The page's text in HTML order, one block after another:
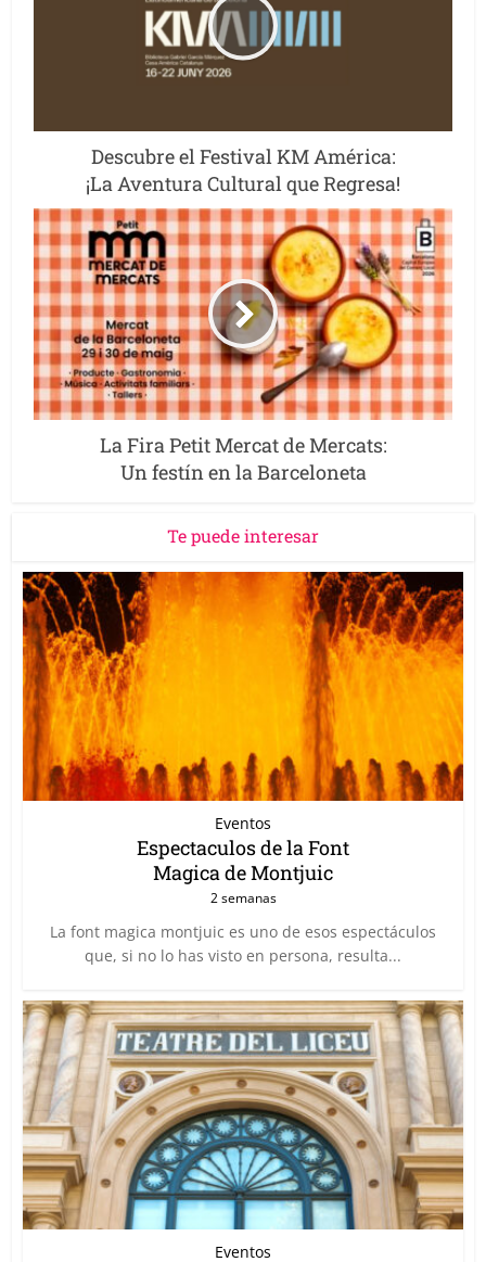
Descubre el Festival KM América:
¡La Aventura Cultural que Regresa!
La Fira Petit Mercat de Mercats:
Un festín en la Barceloneta
Te puede interesar
Eventos
Espectaculos de la Font
Magica de Montjuic
2 semanas
La font magica montjuic es uno de esos espectáculos
que, si no lo has visto en persona, resulta...
Eventos